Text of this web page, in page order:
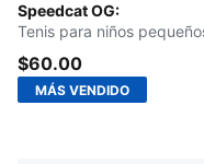
Speedcat OG:
For All Time Red-
Tenis para niños
$60.00
MÁS VENDIDO